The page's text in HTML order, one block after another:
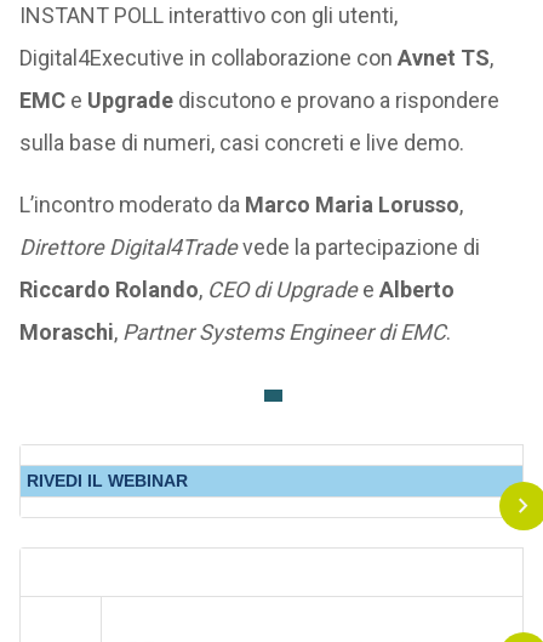
INSTANT POLL interattivo con gli utenti,
Digital4Executive in collaborazione con Avnet TS,
EMCe Upgrade discutono e provano a rispondere
sulla base di numeri, casi concreti e live demo.
L’incontro moderato da Marco Maria Lorusso,
Direttore Digital4Tradevede la partecipazione di
Riccardo Rolando, CEO di Upgradee Alberto
Moraschi, Partner Systems Engineer di EMC.
RIVEDI IL WEBINAR